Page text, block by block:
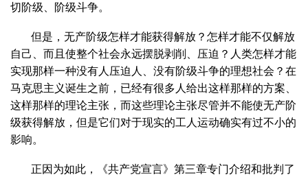
切阶级、阶级斗争。
但是，无产阶级怎样才能获得解放？怎样才能不仅解放
自己、而且使整个社会永远摆脱剥削、压迫？人类怎样才能
实现那样一种没有人压迫人、没有阶级斗争的理想社会？在
马克思主义诞生之前，已经有很多人给出这样那样的方案、
这样那样的理论主张，而这些理论主张尽管并不能使无产阶
级获得解放，但是它们对于现实的工人运动确实有过不小的
影响。
正因为如此，《共产党宣言》第三章专门介绍和批判了